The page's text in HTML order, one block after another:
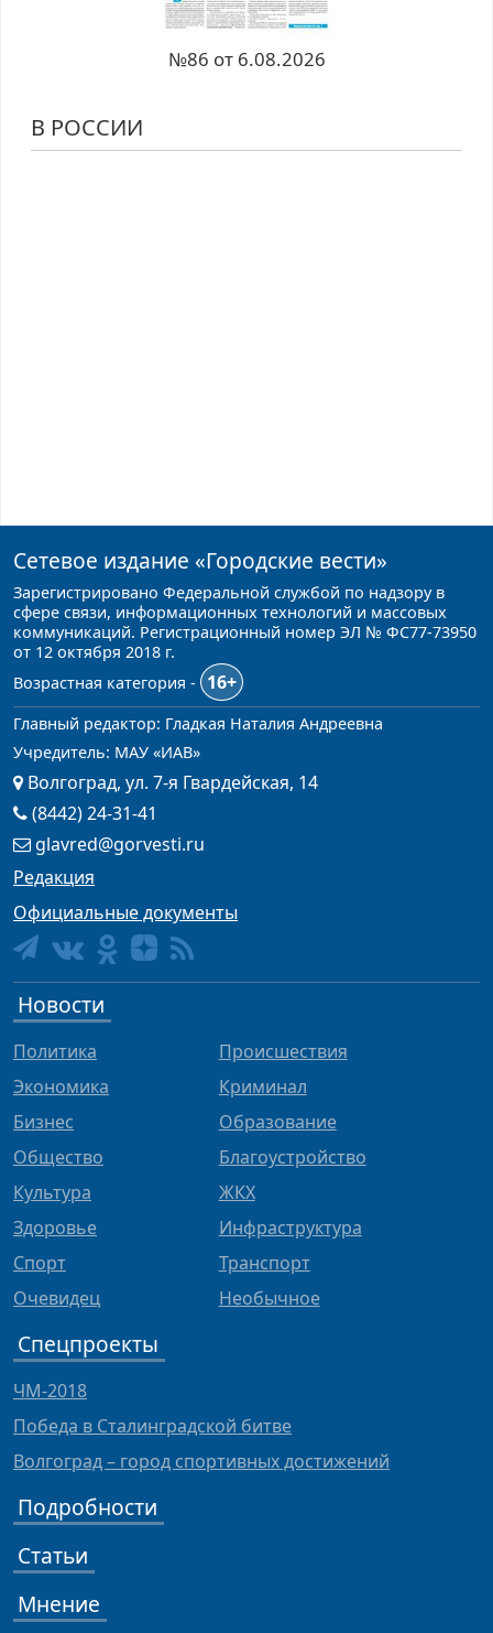
№86 от 6.08.2026
В РОССИИ
Сетевое издание «Городские вести»
Зарегистрировано Федеральной службой по надзору в
сфере связи, информационных технологий и массовых
коммуникаций. Регистрационный номер ЭЛ № ФС77-73950
от 12 октября 2018 г.
Возрастная категория -
16+
Главный редактор: Гладкая Наталия Андреевна
Учредитель: МАУ «ИАВ»
Волгоград, ул. 7-я Гвардейская, 14
(8442) 24-31-41
glavred@gorvesti.ru
Редакция
Официальные документы
Новости
Политика
Экономика
Бизнес
Общество
Культура
Здоровье
Спорт
Очевидец
Происшествия
Криминал
Образование
Благоустройство
ЖКХ
Инфраструктура
Транспорт
Необычное
Спецпроекты
ЧМ-2018
Победа в Сталинградской битве
Волгоград – город спортивных достижений
Подробности
Статьи
Мнение